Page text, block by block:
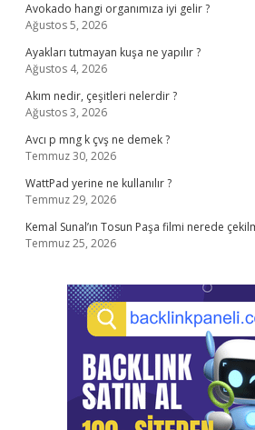
Avokado hangi organımıza iyi gelir ?
Ağustos 5, 2026
Ayakları tutmayan kuşa ne yapılır ?
Ağustos 4, 2026
Akım nedir, çeşitleri nelerdir ?
Ağustos 3, 2026
Avcı p mng k çvş ne demek ?
Temmuz 30, 2026
WattPad yerine ne kullanılır ?
Temmuz 29, 2026
Kemal Sunal’ın Tosun Paşa filmi nerede
Temmuz 25, 2026